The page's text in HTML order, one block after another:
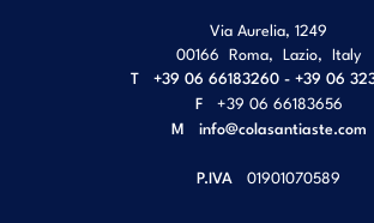
Via Aurelia, 1249
00166 Roma Lazio Italy
T
+39 06 66183260 - +39 06
F
+39 06 66183656
M info@colasantiaste.com
P.IVA 01901070589